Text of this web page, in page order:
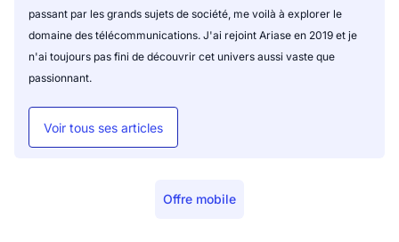
passant par les grands sujets de société, me voilà à explorer le
domaine des télécommunications. J'ai rejoint Ariase en 2019 et je
n'ai toujours pas fini de découvrir cet univers aussi vaste que
passionnant.
Voir tous ses articles
Offre mobile